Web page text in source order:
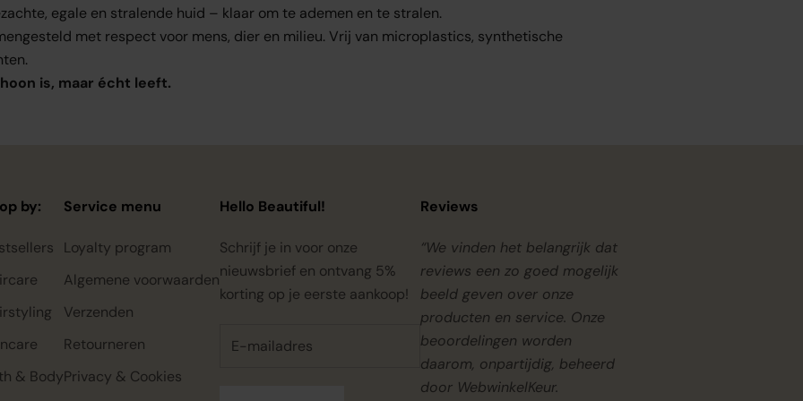
egale en stralende huid – klaar om te ademen en te stralen.
met respect voor mens, dier en milieu. Vrij van microplastics, synthetische
is, maar écht leeft.
by:
& Body
Service menu
Loyalty program
Algemene voorwaarden
Verzenden
Retourneren
Privacy & Cookies
Hello Beautiful!
Schrijf je in voor onze
nieuwsbrief en ontvang 5%
korting op je eerste aankoop!
Reviews
“We vinden het belangrijk dat
reviews een zo goed mogelijk
beeld geven over onze
producten en service. Onze
beoordelingen worden
daarom, onpartijdig, beheerd
door WebwinkelKeur.